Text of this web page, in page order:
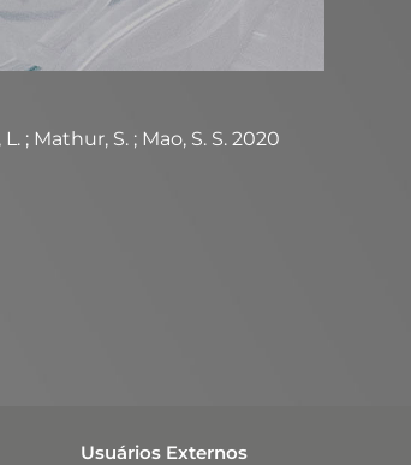
; Mathur, S. ; Mao, S. S. 2020
Usuários Externos